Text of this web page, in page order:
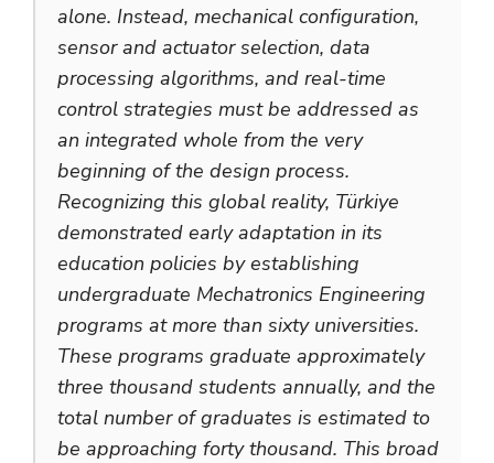
alone. Instead, mechanical configuration,
sensor and actuator selection, data
processing algorithms, and real-time
control strategies must be addressed as
an integrated whole from the very
beginning of the design process.
Recognizing this global reality, Türkiye
demonstrated early adaptation in its
education policies by establishing
undergraduate Mechatronics Engineering
programs at more than sixty universities.
These programs graduate approximately
three thousand students annually, and the
total number of graduates is estimated to
be approaching forty thousand. This broad